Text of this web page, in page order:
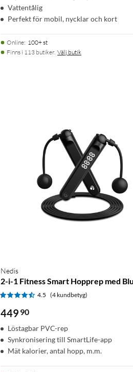
Vattentålig
Perfekt för mobil, nycklar och kort
Online: 100+ st
Finns i 113 butiker. Välj butik
Nedis
2-i-1 Fitness Smart Hopprep med
4.5 (4 kundbetyg)
449 90
Löstagbar PVC-rep
Synkronisering till SmartLife-app
Mät kalorier, antal hopp, m.m.